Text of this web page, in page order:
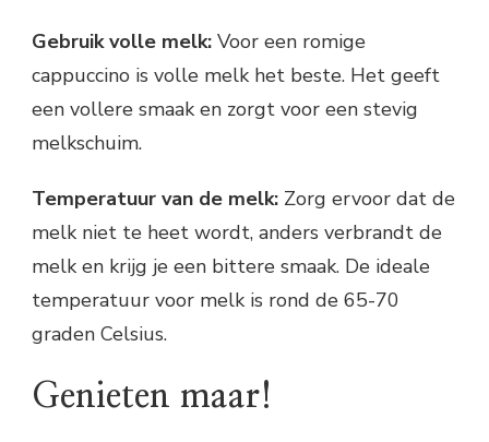
Gebruik volle melk: Voor een romige
cappuccino is volle melk het beste. Het geeft
een vollere smaak en zorgt voor een stevig
melkschuim.
Temperatuur van de melk: Zorg ervoor dat de
melk niet te heet wordt, anders verbrandt de
melk en krijg je een bittere smaak. De ideale
temperatuur voor melk is rond de 65-70
graden Celsius.
Genieten maar!